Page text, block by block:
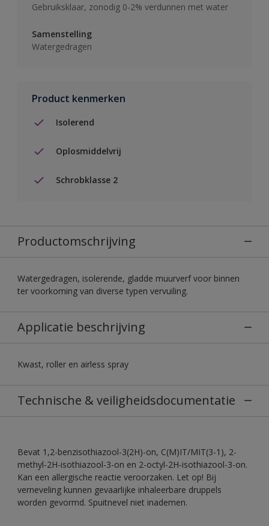
Gebruiksklaar, zonodig 0-2% verdunnen met water
Samenstelling
Watergedragen
Product kenmerken
Isolerend
Oplosmiddelvrij
Schrobklasse 2
Productomschrijving
Watergedragen, isolerende, gladde muurverf voor binnen
ter voorkoming van diverse typen vervuiling.
Applicatie beschrijving
Kwast, roller en airless spray
Technische & veiligheidsdocumentatie
Bevat 1,2-benzisothiazool-3(2H)-on, C(M)IT/MIT(3-1), 2-
methyl-2H-isothiazool-3-on en 2-octyl-2H-isothiazool-3-on.
Kan een allergische reactie veroorzaken. Let op! Bij
verneveling kunnen gevaarlijke inhaleerbare druppels
worden gevormd. Spuitnevel niet inademen.